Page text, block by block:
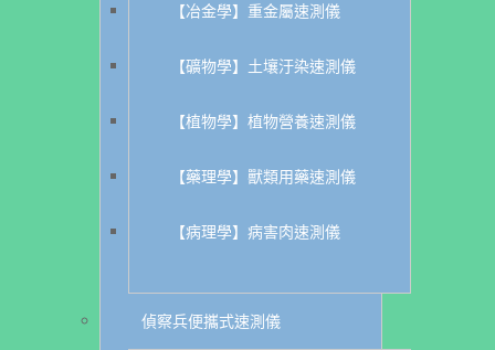
【冶金學】重金屬速測儀
【礦物學】土壤汙染速測儀
【植物學】植物營養速測儀
【藥理學】獸類用藥速測儀
【病理學】病害肉速測儀
偵察兵便攜式速測儀